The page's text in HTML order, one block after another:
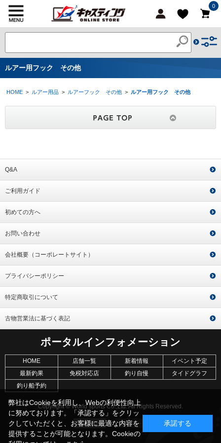
0
ルアー用フック その他
HOME > ルアー用品 > ルアーフック その他 > ルアー用フック その他
Q&A
ご利用ガイド
初めての方へ
お問い合わせ
会社概要（コーポレートサイト）
プライバシーポリシー
特定商取引について
古物営業法に基づく表記
ポータルインフォメーション
HOME 店舗一覧 新着情報
イベント予定
最新釣果
免税対応店 釣り自慢
タイドグラフ
釣り船予約
Copyright © World sports Co.,Ltd. All Rights Reserved.
弊社はCookieを利用し、Webの利便性向上
に努めております。「承認する」をクリッ
クしていただくと、お客様に最適な内容を
提供することが可能となります。Cookieの
承諾する